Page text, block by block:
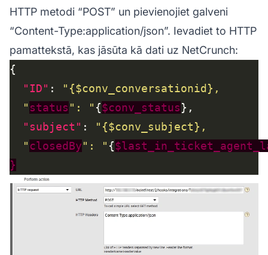
HTTP metodi “POST” un pievienojiet galveni
“Content-Type:application/json”. Ievadiet to HTTP
pamattekstā, kas jāsūta kā dati uz NetCrunch:
"ID" :
  "
status ": " {$conv_status
"subject" :
  "
closedBy": " {
}